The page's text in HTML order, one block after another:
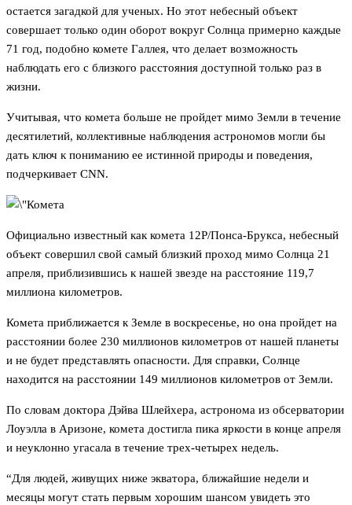
остается загадкой для ученых. Но этот небесный объект
совершает только один оборот вокруг Солнца примерно каждые
71 год, подобно комете Галлея, что делает возможность
наблюдать его с близкого расстояния доступной только раз в
жизни.
Учитывая, что комета больше не пройдет мимо Земли в течение
десятилетий, коллективные наблюдения астрономов могли бы
дать ключ к пониманию ее истинной природы и поведения,
подчеркивает CNN.
Официально известный как комета 12P/Понса-Брукса, небесный
объект совершил свой самый близкий проход мимо Солнца 21
апреля, приблизившись к нашей звезде на расстояние 119,7
миллиона километров.
Комета приближается к Земле в воскресенье, но она пройдет на
расстоянии более 230 миллионов километров от нашей планеты
и не будет представлять опасности. Для справки, Солнце
находится на расстоянии 149 миллионов километров от Земли.
По словам доктора Дэйва Шлейхера, астронома из обсерватории
Лоуэлла в Аризоне, комета достигла пика яркости в конце апреля
и неуклонно угасала в течение трех-четырех недель.
“Для людей, живущих ниже экватора, ближайшие недели и
месяцы могут стать первым хорошим шансом увидеть это